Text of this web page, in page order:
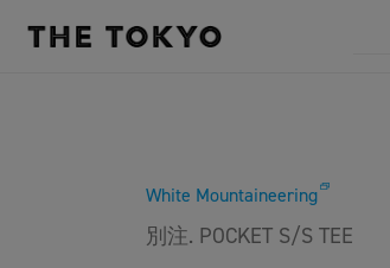
White Mountaineering
別注. POCKET S/S TEE